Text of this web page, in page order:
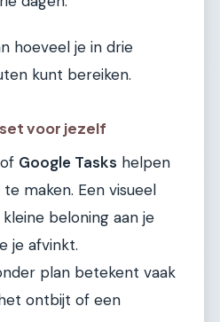
hoeveel je in drie
kunt bereiken.
voor jezelf
of Google Tasks helpen
maken. Een visueel
beloning aan je
je afvinkt.
plan betekent vaak
ontbijt of een